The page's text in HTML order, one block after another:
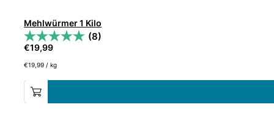
Mehlwürmer 1 Kilo
(8)
€19,99
€19,99 /kg